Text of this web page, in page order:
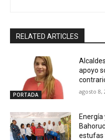
RELATED ARTICLES
PORTADA
apoyo
agosto 8,
estufas